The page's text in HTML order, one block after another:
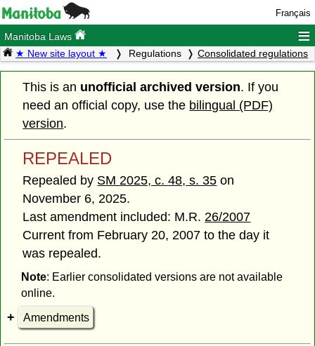
Français
Manitoba Laws ≡
★ New site layout ★ Regulations Consolidated regulations
This is an unofficial archived version. If you
need an official copy, use the bilingual (PDF)
version.
REPEALED
Repealed by SM 2025, c. 48, s. 35 on
November 6, 2025.
Last amendment included: M.R.26/2007
Current from February 20, 2007 to the day it
was repealed.
Note: Earlier consolidated versions are not available
online.
Amendments